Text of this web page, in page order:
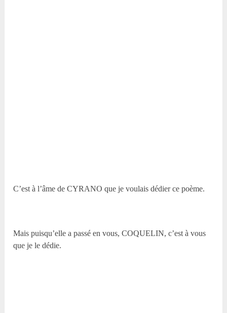
C’est à l’âme de CYRANO que je voulais dédier ce poème.
Mais puisqu’elle a passé en vous, COQUELIN, c’est à vous
que je le dédie.